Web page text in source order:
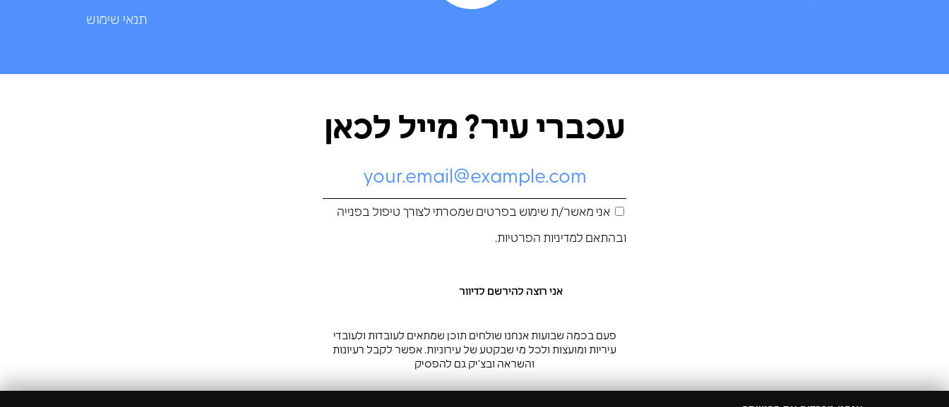
תנאי שימוש
עכברי עיר? מייל לכאן
אני מאשר/ת שימוש בפרטים שמסרתי לצורך טיפול בפנייה
ובהתאם למדיניות הפרטיות.
פעם בכמה שבועות אנחנו שולחים תוכן שמתאים לעובדות ולעובדי
עיריות ומועצות ולכל מי שבקטע של עירוניות. אפשר לקבל רעיונות
והשראה ובצ’יק גם להפסיק